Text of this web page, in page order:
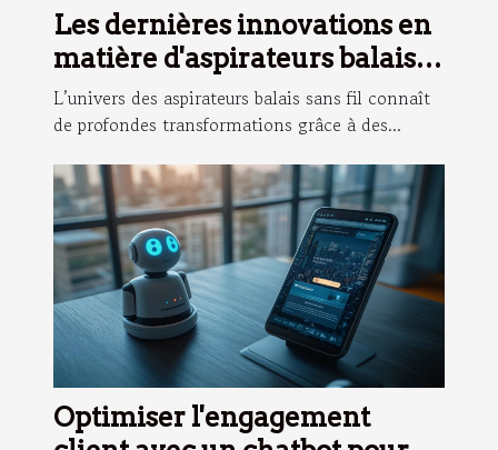
Les dernières innovations en
matière d'aspirateurs balais
sans fil
L’univers des aspirateurs balais sans fil connaît
de profondes transformations grâce à des...
Optimiser l'engagement